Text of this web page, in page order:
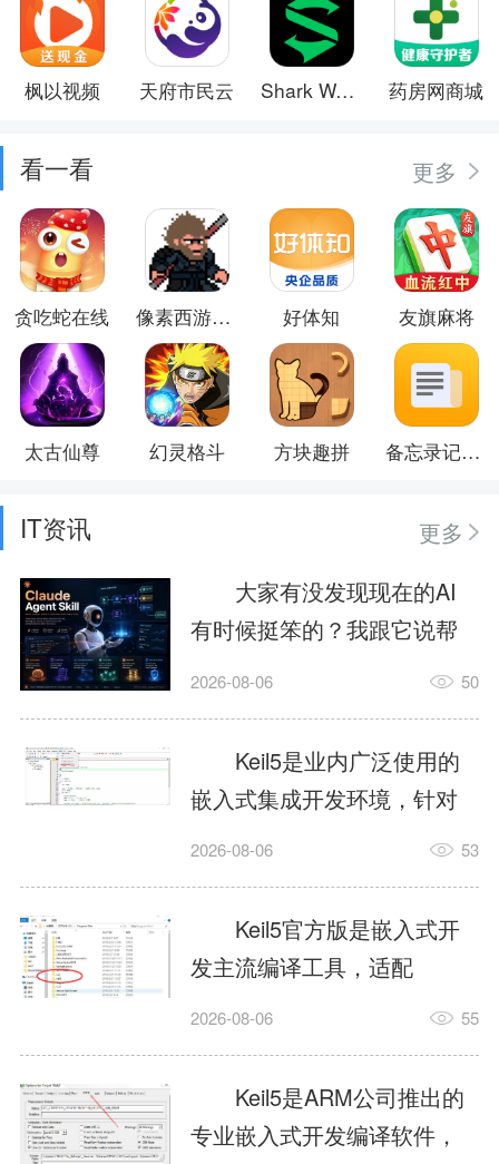
枫以视频 天府市民云 Shark Wear 药房网商城
看一看 更多
贪吃蛇在线 像素西游神话 好体知 友旗麻将
太古仙尊 幻灵格斗 方块趣拼 备忘录记事本
IT资讯
更多
大家有没发现现在的AI
有时候挺笨的？我跟它说帮
我订个明天早上的闹钟，它
这样？因为AI，就是个只会
耍嘴皮子的书呆子。它脑子
里有海量知识，但没有真正
激发出来实力。而
AgentSkill，就是给AI大脑装
上的一双机械手，它真的能
解决很多问题。1什么是
AgentSkillSkill指...
2026-08-06 50
Keil5是业内广泛使用的
嵌入式集成开发环境，针对
ARM、51内核单片机提供编
力，代码编译稳定，调试工
具成熟，大量开源项目基于
该平台开发。新项目需要单
独下载对应芯片支持包，新
手配置难度较高，正版商业
授权费用不菲，未授权版本
存在程序容量限制，适合硬
2026-08-06 53
Keil5官方版是嵌入式开
发主流编译工具，适配
STM32、51单片机等多款芯
在线调试、代码仿真，兼容
众多厂商芯片安装包。软件
需要手动添加器件库，初次
2026-08-06 55
Keil5是ARM公司推出的
专业嵌入式开发编译软件，